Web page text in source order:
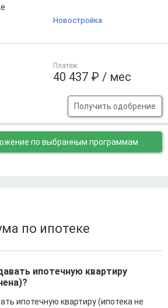
Платеж
40 437 ₽ / мес
Получить одобрение
Новостройка
по выбранным программам
по ипотеке
ипотечную квартиру
ипотечную квартиру (ипотека не